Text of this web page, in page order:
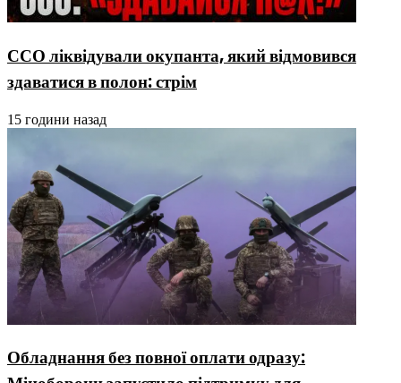
ССО ліквідували окупанта, який відмовився
здаватися в полон: стрім
15 години назад
Обладнання без повної оплати одразу: